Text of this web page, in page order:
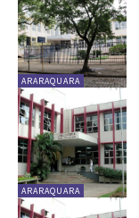
ARARAQUARA
ARARAQUARA